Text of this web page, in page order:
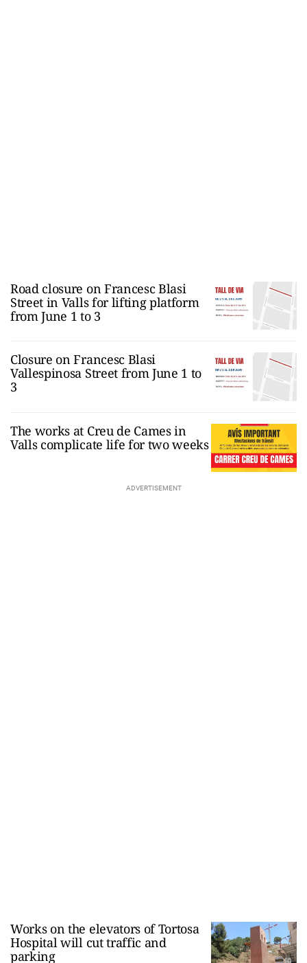
Road closure on Francesc Blasi
Street in Valls for lifting platform
from June 1 to 3
Closure on Francesc Blasi
Vallespinosa Street from June 1 to
3
The works at Creu de Cames in
Valls complicate life for two weeks
Works on the elevators of Tortosa
Hospital will cut traffic and
parking